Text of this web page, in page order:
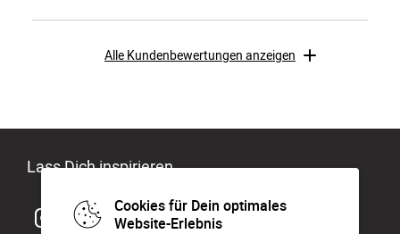
Cookies für Dein optimales
Website-Erlebnis
Alle Kundenbewertungen anzeigen
Lass Dich inspirieren